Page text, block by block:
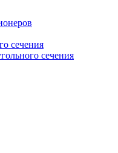
сечения
сечения